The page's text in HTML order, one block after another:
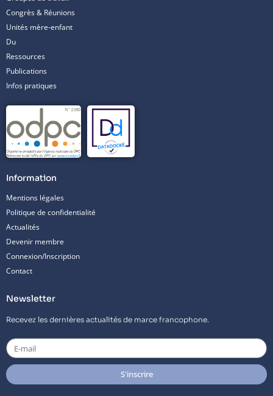
Congrès & Réunions
Unités mère-enfant
Du
Ressources
Publications
Infos pratiques
Information
Mentions légales
Politique de confidentialité
Actualités
Devenir membre
Connexion/Inscription
Contact
Newsletter
Recevez les dernières actualités de marce francophone.
E-
mail
S'inscrire